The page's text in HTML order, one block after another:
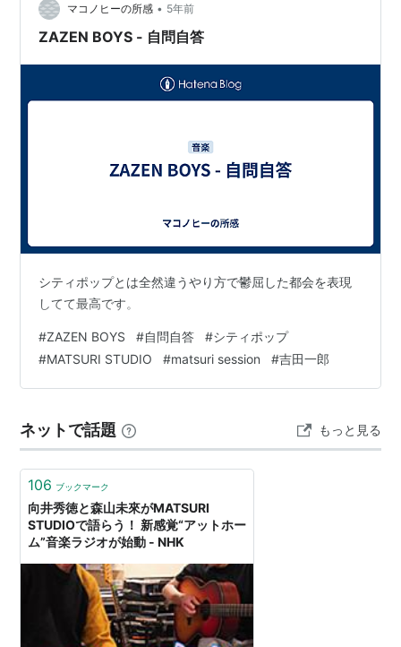
マコノヒーの所感 • 5年前
ZAZEN BOYS - 自問自答
シティポップとは全然違うやり方で鬱屈した都会を表現
してて最高です。
#ZAZEN BOYS #自問自答 #シティポップ
#MATSURI STUDIO #matsuri session #吉田一郎
ネットで話題 もっと見る
106 ブックマーク
向井秀徳と森山未來がMATSURI
STUDIOで語らう！ 新感覚“アットホー
ム”音楽ラジオが始動 - NHK